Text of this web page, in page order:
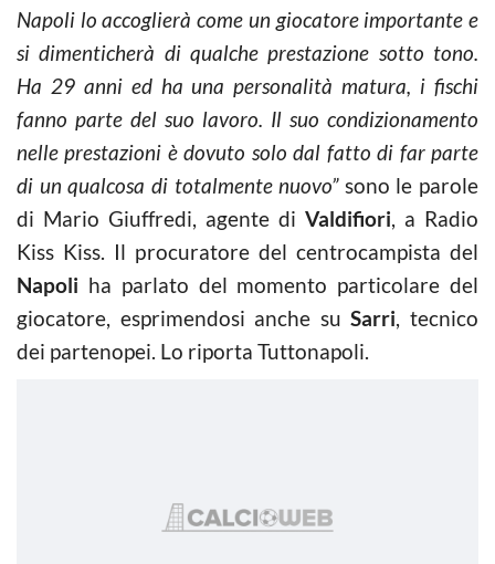
Napoli lo accoglierà come un giocatore importante e
si dimenticherà di qualche prestazione sotto tono.
Ha 29 anni ed ha una personalità matura, i fischi
fanno parte del suo lavoro. Il suo condizionamento
nelle prestazioni è dovuto solo dal fatto di far parte
di un qualcosa di totalmente nuovo”sono le parole
di Mario Giuffredi, agente di Valdifiori, a Radio
Kiss Kiss. Il procuratore del centrocampista del
Napoli ha parlato del momento particolare del
giocatore, esprimendosi anche suSarri, tecnico
dei partenopei. Lo riporta Tuttonapoli.